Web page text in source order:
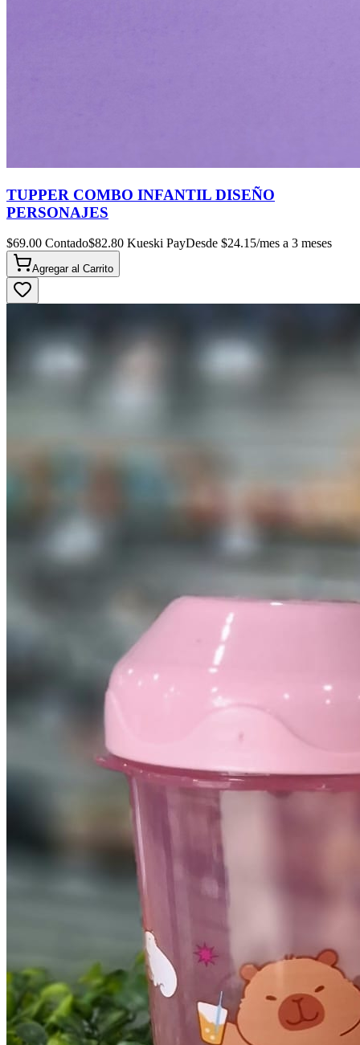
TUPPER COMBO INFANTIL DISEÑO
PERSONAJES
$69.00 Contado$82.80 Kueski PayDesde $24.15/mes a 3 meses
Agregar al Carrito